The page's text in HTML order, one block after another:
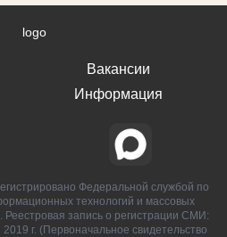
Вакансии
Информация
Федеральной службой по
технологий и массовых
Реестровая запись о регистрации СМИ:
г. (Первоначальное свидетельство